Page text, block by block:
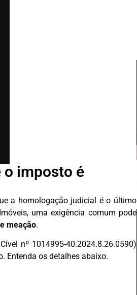
o imposto é
a homologação judicial é o último
uma exigência comum pode
meação.
nº 1014995-40.2024.8.26.0590)
Entenda os detalhes abaixo.